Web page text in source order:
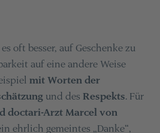
oft besser, auf Geschenke zu
auf eine andere Weise
mit Worten der
und des Respekts. Für
doctari-Arzt Marcel von
ehrlich gemeintes „Danke“,